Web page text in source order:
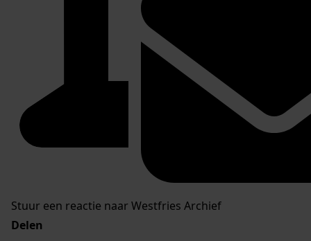
Stuur een reactie naar Westfries Archief
Delen